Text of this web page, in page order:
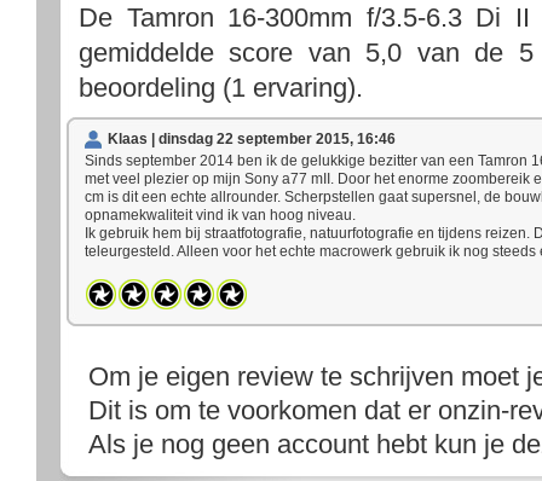
De Tamron 16-300mm f/3.5-6.3 Di
gemiddelde score van 5,0 van de 5
beoordeling (1 ervaring).
Klaas | dinsdag 22 september 2015, 16:46
Sinds september 2014 ben ik de gelukkige bezitter van een Tamron
met veel plezier op mijn Sony a77 mII. Door het enorme zoombereik
cm is dit een echte allrounder. Scherpstellen gaat supersnel, de
opnamekwaliteit vind ik van hoog niveau.
Ik gebruik hem bij straatfotografie, natuurfotografie en tijdens reizen.
teleurgesteld. Alleen voor het echte macrowerk gebruik ik nog steeds
Om je eigen review te schrijven moet
Dit is om te voorkomen dat er onzin-
Als je nog geen account hebt kun je